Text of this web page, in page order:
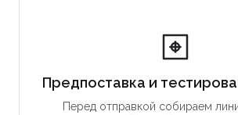
Предпоставка и
Перед отправкой собираем